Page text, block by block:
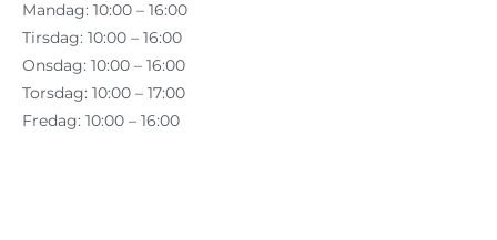
Mandag: 10:00 – 16:00
Tirsdag: 10:00 – 16:00
Onsdag: 10:00 – 16:00
Torsdag: 10:00 – 17:00
Fredag: 10:00 – 16:00